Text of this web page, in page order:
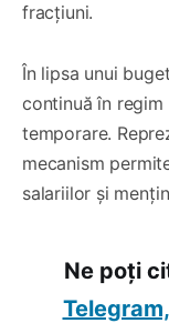
fracțiuni.
În lipsa unui
continuă în
temporare.
mecanism
salariilor și
Ne poți
Telegram,